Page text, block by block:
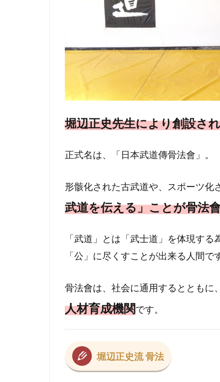
堀辺正史先生により創設さ
正式名は、「日本武道傳骨法會」。
形骸化された古武道や、スポーツ化
武道を伝える」ことが骨法
「武道」とは「武士道」を体現する
「公」に尽くすことが出来る人間で
骨法會は、社会に通用するとともに
人材育成機関です。
堀辺正史流 骨法